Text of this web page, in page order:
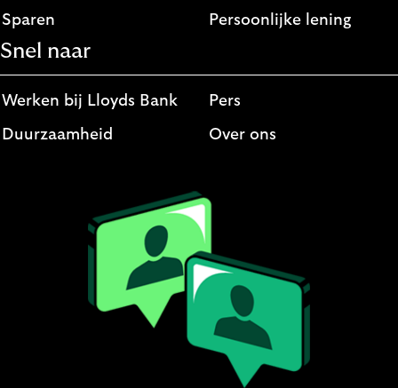
Sparen Persoonlijke lening
Snel naar
Werken bij Lloyds Bank
Duurzaamheid
Pers
Over ons